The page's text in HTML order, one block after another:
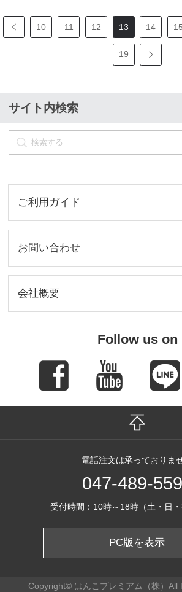
10 11 12 13 14 15
19
サイト内検索
ご利用ガイド
お問い合わせ
会社概要
Follow us on
電話注文は承っておりま
047-489-
受付時間：10時～18時（土・日
PC版を表示
Copyright© はんこプレミアム（株）All